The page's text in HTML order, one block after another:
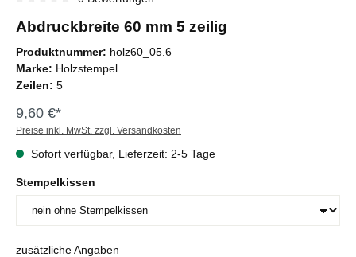
Abdruckbreite 60 mm 5 zeilig
Produktnummer: holz60_05.6
Marke: Holzstempel
Zeilen: 5
9,60 €*
Preise inkl. MwSt. zzgl. Versandkosten
Sofort verfügbar, Lieferzeit: 2-5 Tage
Stempelkissen
zusätzliche Angaben